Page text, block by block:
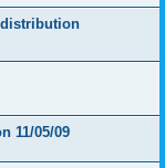
distribution
11/05/09